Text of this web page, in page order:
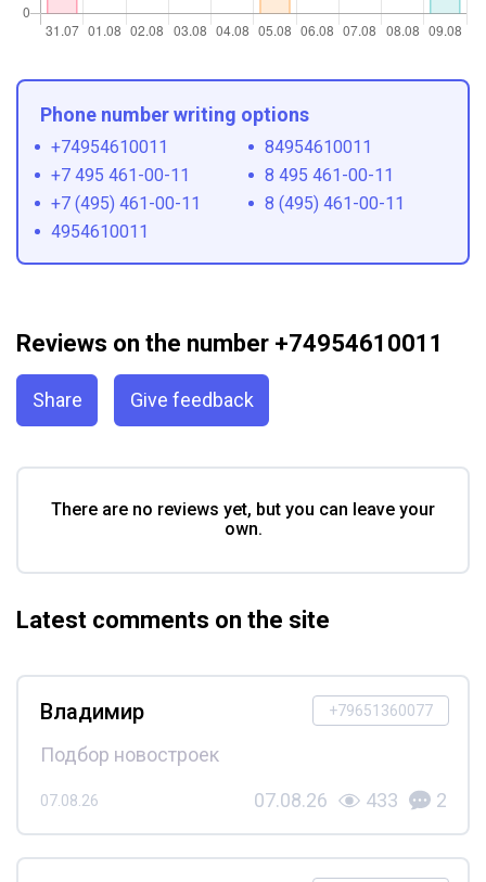
Phone number writing options
+74954610011
84954610011
+7 495 461-00-11
8 495 461-00-11
+7 (495) 461-00-11
8 (495) 461-00-11
4954610011
Reviews on the number +74954610011
Share Give feedback
There are no reviews yet, but you can leave your
own.
Latest comments on the site
+79651360077
Владимир
Подбор новостроек
07.08.26 07.08.26 433 2